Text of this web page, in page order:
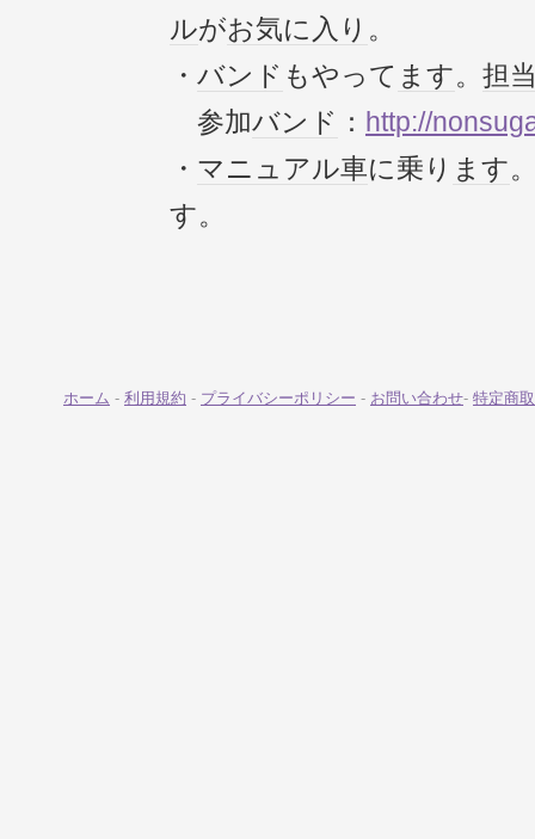
ルがお気に入り 。
・ バンド もやって ます。 担
参加バンド ： http://
・ マニュアル車に乗り ます
す。
ホーム - 利用規約 - プライバシーポリシー - お問い合わせ- 特定商